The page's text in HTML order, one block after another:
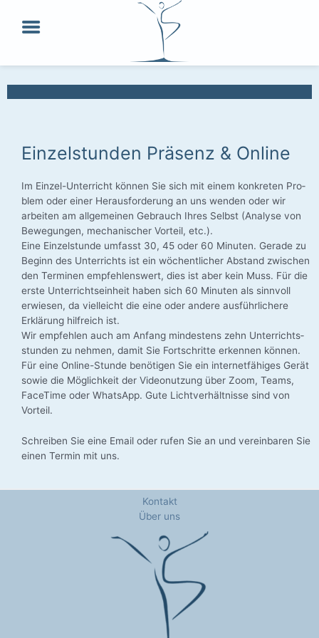
Inhalt
springen
Einzelstunden Präsenz & Online
Im Einzel-Unterricht kön­nen Sie sich mit einem kon­kre­ten Pro­
blem oder einer Her­aus­for­de­rung an uns wen­den oder wir
arbei­ten am all­ge­mei­nen Gebrauch Ihres Selbst (Ana­ly­se von
Bewe­gun­gen, mecha­ni­scher Vor­teil, etc.).
Eine Ein­zel­stun­de umfasst 30, 45 oder 60 Minu­ten. Gera­de zu
Beginn des Unter­richts ist ein wöchent­li­cher Abstand zwi­schen
den Ter­mi­nen emp­feh­lens­wert, dies ist aber kein Muss. Für die
ers­te Unter­richts­ein­heit haben sich 60 Minu­ten als sinn­voll
erwie­sen, da viel­leicht die eine oder ande­re aus­führ­li­che­re
Erklä­rung hilf­reich ist.
Wir emp­feh­len auch am Anfang min­des­tens zehn Unter­richts­
stun­den zu neh­men, damit Sie Fort­schrit­te erken­nen kön­nen.
Für eine Online-Stunde benö­ti­gen Sie ein inter­net­fä­hi­ges Gerät
sowie die Mög­lich­keit der Video­nut­zung über Zoom, Teams,
Face­Time oder Whats­App. Gute Licht­ver­hält­nis­se sind von
Vorteil.
Schrei­ben Sie eine Email oder rufen Sie an und ver­ein­ba­ren Sie
einen Ter­min mit uns.
Kontakt
Über uns